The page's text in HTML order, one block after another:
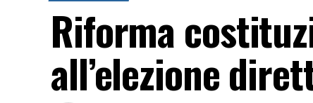
Riforma
all’elezione